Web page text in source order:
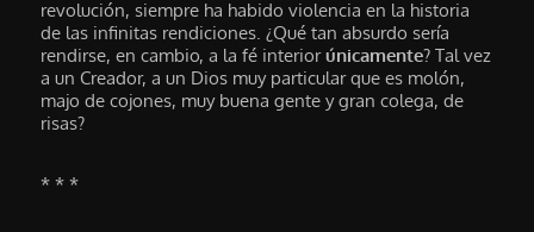
revolución, siempre ha habido violencia en la historia
de las infinitas rendiciones. ¿Qué tan absurdo sería
rendirse, en cambio, a la fé interiorúnicamente? Tal vez
a un Creador, a un Dios muy particular que es molón,
majo de cojones, muy buena gente y gran colega, de
risas?
* * *